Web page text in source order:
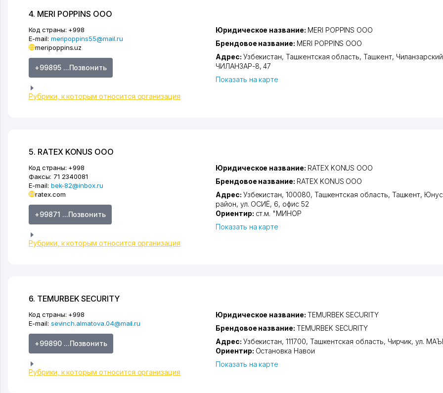
4. MERI POPPINS ООО
Код страны: +998
E-mail: meripoppins55@mail.ru
meripoppins.uz
+99895 ...Позвонить
Рубрики, к которым относится организация
Юридическое название: MERI POPPINS ООО
Брендовое название: MERI POPPINS ООО
Адрес: Узбекистан,Ташкентская область,Ташкент,
ЧИЛАНЗАР-8, 47
Показать на карте
5. RATEX KONUS ООО
Код страны: +998
Факсы: 71 2340081
E-mail: bek-82@inbox.ru
ratex.com
+99871 ...Позвонить
Рубрики, к которым относится организация
Юридическое название: RATEX KONUS ООО
Брендовое название: RATEX KONUS ООО
Адрес: Узбекистан, 100080, Ташкентская область, Ташкент,
район, ул. ОСИЁ, 6, офис 52
Ориентир: ст.м. "МИНОР
Показать на карте
6. TEMURBEK SECURITY
Код страны: +998
E-mail: sevinch.almatova.04@mail.ru
+99890 ...Позвонить
Рубрики, к которым относится организация
Юридическое название: TEMURBEK SECURITY
Брендовое название: TEMURBEK SECURITY
Адрес: Узбекистан, 111700, Ташкентская область, Чирчик,ул.
Ориентир: Остановка Навои
Показать на карте